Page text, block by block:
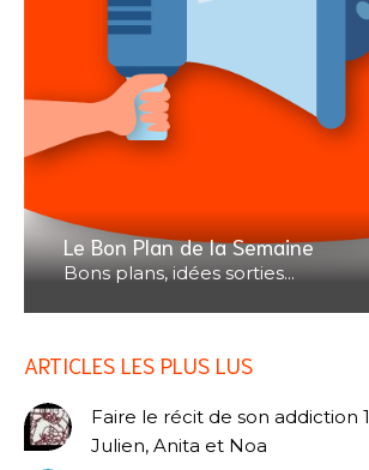
Le Bon Plan de la Semaine
Bons plans, idées sorties...
ARTICLES LES PLUS LUS
Faire le récit de son addiction 1
Julien, Anita et Noa